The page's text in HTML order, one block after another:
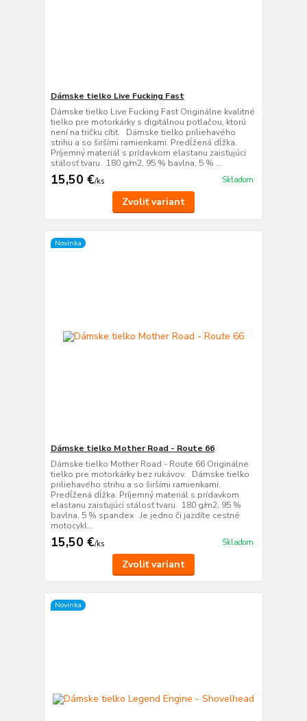
Dámske tielko Live Fucking Fast
Dámske tielko Live Fucking Fast Originálne kvalitné
tielko pre motorkárky s digitálnou potlačou, ktorú
není na tričku cítiť. Dámske tielko priliehavého
strihu a so širšími ramienkami. Predĺžená dĺžka.
Príjemný materiál s prídavkom elastanu zaisťujúci
stálosť tvaru. 180 g/m2, 95 % bavlna, 5 % ...
15,50 €/ks Skladom
Zvoliť variant
Novinka
Dámske tielko Mother Road - Route 66
Dámske tielko Mother Road - Route 66 Originálne
tielko pre motorkárky bez rukávov. Dámske tielko
priliehavého strihu a so širšími ramienkami.
Predĺžená dĺžka. Príjemný materiál s prídavkom
elastanu zaisťujúci stálosť tvaru. 180 g/m2, 95 %
bavlna, 5 % spandex Je jedno či jazdíte cestné
motocykl...
15,50 €/ks Skladom
Zvoliť variant
Novinka